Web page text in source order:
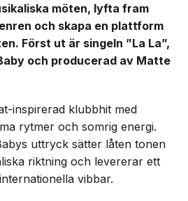
möten, lyfta fram
och skapa en plattform
Först ut är singeln ”La La”,
och producerad av Matte
inspirerad klubbhit med
rytmer och somrig energi.
uttryck sätter låten tonen
riktning och levererar ett
vibbar.